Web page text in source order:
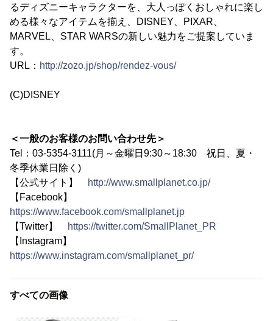
るディズニーキャラクターを、大人っぽくおしゃれに楽し
める様々なアイテムを揃え、DISNEY、PIXAR、
MARVEL、STAR WARSの新しい魅力をご提案していま
す。
URL： http://zozo.jp/shop/rendez-vous/
(C)DISNEY
＜一般のお客様のお問い合わせ先＞
Tel：03-5354-3111(月～金曜日9:30～18:30 祝日、夏・
冬季休業日除く)
【公式サイト】
http://www.smallplanet.co.jp/
【Facebook】
https://www.facebook.com/smallplanet.jp
【Twitter】
https://twitter.com/SmallPlanet_PR
【Instagram】
https://www.instagram.com/smallplanet_pr/
すべての画像